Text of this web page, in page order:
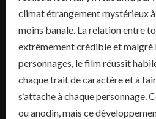
climat étrangement mystérieux
moins banale. La relation entre
extrêmement crédible et malgré
personnages, le film réussit
chaque trait de caractère et à
s’attache à chaque personnage.
ou anodin, mais ce